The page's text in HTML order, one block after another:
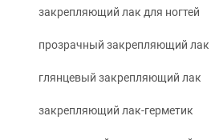
закрепляющий лак для ногтей
прозрачный закрепляющий лак
глянцевый закрепляющий лак
закрепляющий лак-герметик